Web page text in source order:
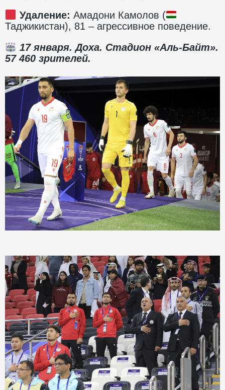
Удаление: Амадони Камолов (
Таджикистан), 81 – агрессивное поведение.
17 января. Доха. Стадион «Аль-Байт».
57 460 зрителей.